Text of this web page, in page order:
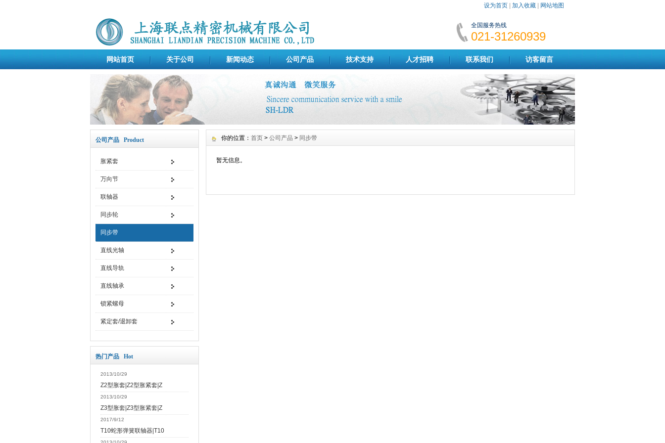
设为首页| 加入收藏| 网站地图
全国服务热线
021-31260939
网站首页 关于公司 新闻动态 公司产品 技术支持 人才招聘 联系我们 访客留言
公司产品 Product
胀紧套
万向节
联轴器
同步轮
同步带
直线光轴
直线导轨
直线轴承
锁紧螺母
紧定套/退卸套
热门产品 Hot
2013/10/29
Z2型胀套|Z2型胀紧套|Z
2013/10/29
Z3型胀套|Z3型胀紧套|Z
2017/9/12
T10蛇形弹簧联轴器|T10
你的位置： 首页 > 公司产品 > 同步带
暂无信息。